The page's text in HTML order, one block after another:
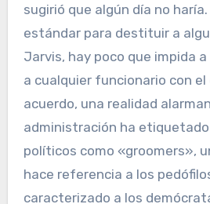
sugirió que algún día no haría.
estándar para destituir a
Jarvis, hay poco que impida
a cualquier funcionario con
acuerdo, una realidad
administración ha
políticos como «groomers»,
hace referencia a los
caracterizado a los